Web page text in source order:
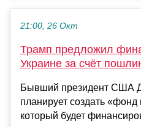
21:00, 26 Окт
Трамп предложил
Украине за счёт
Бывший президент США
планирует создать
который будет